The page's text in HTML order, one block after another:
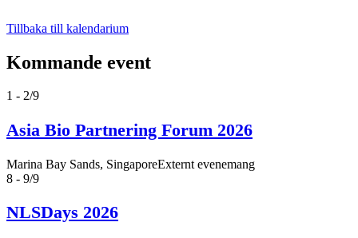
Tillbaka till kalendarium
Kommande event
1 - 2/9
Asia Bio Partnering Forum 2026
Marina Bay Sands, SingaporeExternt evenemang
8 - 9/9
NLSDays 2026